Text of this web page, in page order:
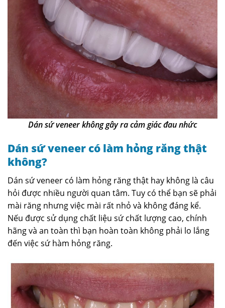
Dán sứ veneer không gây ra cảm giác đau nhức
Dán sứ veneer có làm hỏng răng thật
không?
Dán sứ veneer có làm hỏng răng thật hay không là câu
hỏi được nhiều người quan tâm. Tuy có thể bạn sẽ phải
mài răng nhưng việc mài rất nhỏ và không đáng kể.
Nếu được sử dụng chất liệu sứ chất lượng cao, chính
hãng và an toàn thì bạn hoàn toàn không phải lo lắng
đến việc sứ hàm hỏng răng.